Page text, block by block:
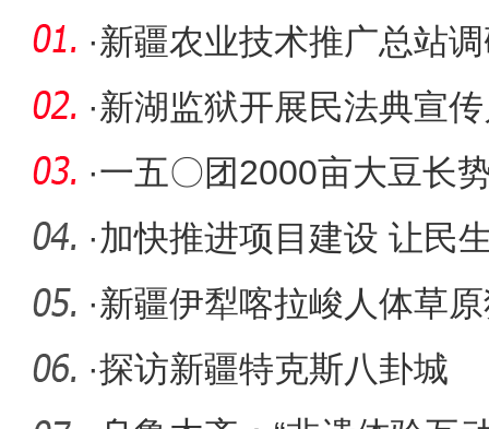
·新疆农业技术推广总站
千亩花生
·新湖监狱开展民法典宣
·一五〇团2000亩大豆长
·加快推进项目建设 让民
·新疆伊犁喀拉峻人体草
·探访新疆特克斯八卦城